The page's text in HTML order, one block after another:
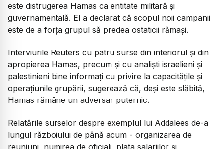
este distrugerea Hamas ca entitate militară și
guvernamentală. El a declarat că scopul noii campanii
este de a forța grupul să predea ostaticii rămași.
Interviurile Reuters cu patru surse din interiorul și din
apropierea Hamas, precum și cu analiști israelieni și
palestinieni bine informați cu privire la capacitățile și
operațiunile grupării, sugerează că, deși este slăbită,
Hamas rămâne un adversar puternic.
Relatările surselor despre exemplul lui Addalees de-a
lungul războiului de până acum - organizarea de
reuniuni, numirea de oficiali, plata salariilor și